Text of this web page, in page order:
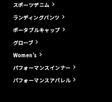
スポーツデニム
ランディングパンツ
ポータブルキャップ
グローブ
Women's
パフォーマンスインナー
パフォーマンスアパレル